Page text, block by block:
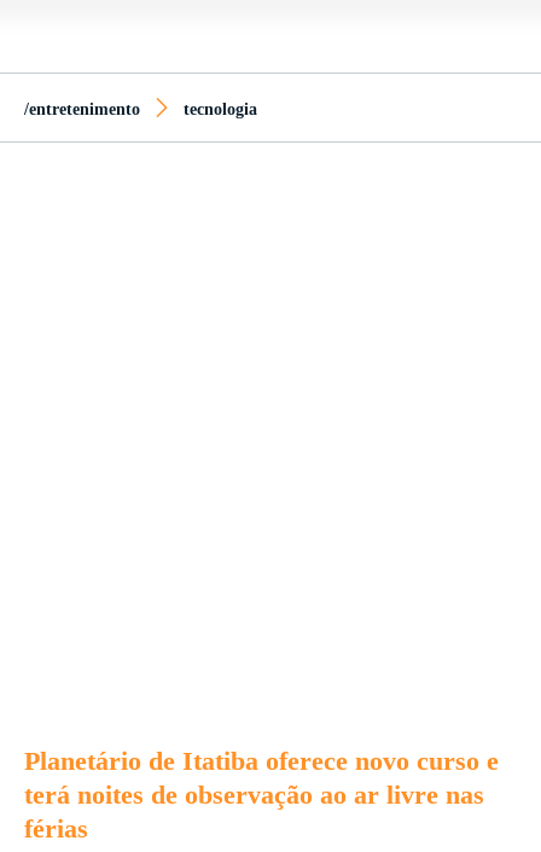
/entretenimento tecnologia
Planetário de Itatiba oferece novo curso e
terá noites de observação ao ar livre nas
férias